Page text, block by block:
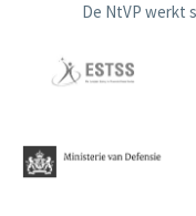
De NtVP werkt